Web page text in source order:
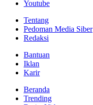
Youtube
Tentang
Pedoman Media Siber
Redaksi
Bantuan
Iklan
Karir
Beranda
Trending